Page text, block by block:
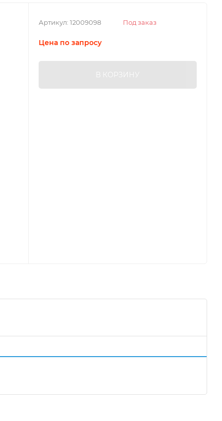
Под заказ
Артикул:12009098
Цена по запросу
В КОРЗИНУ